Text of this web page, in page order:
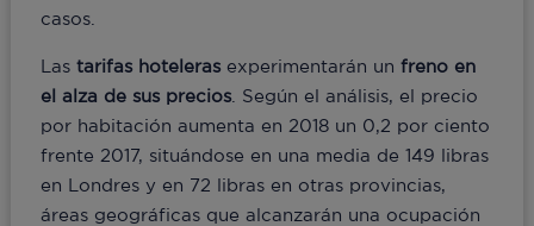
casos.
Las tarifas hoteleras experimentarán un freno en
el alza de sus precios. Según el análisis, el precio
por habitación aumenta en 2018 un 0,2 por ciento
frente 2017, situándose en una media de 149 libras
en Londres y en 72 libras en otras provincias,
áreas geográficas que alcanzarán una ocupación